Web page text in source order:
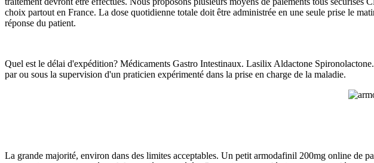
choix partout en France. La dose quotidienne totale doit être administrée en une seule prise le
réponse du patient.
Quel est le délai d'expédition? Médicaments Gastro Intestinaux. Lasilix Aldactone
par ou sous la supervision d'un praticien expérimenté dans la prise en charge de la maladie.
La grande majorité, environ dans des limites acceptables. Un petit armodafinil 200mg online de